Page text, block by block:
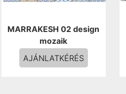
MARRAKESH 02 design
mozaik
AJÁNLATKÉRÉS